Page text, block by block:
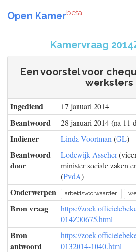
Open Kamerbeta
Kamervraag
Een voorstel voor
werksters
Ingediend 17 januari 2014
Beantwoord 28 januari 2014 (na 11
Indiener Linda Voortman (GL)
Beantwoord
door
Lodewijk Asscher
minister sociale zaken
(PvdA)
Onderwerpen arbeidsvoorwaarden
Bron vraag
https://
014Z00675.html
Bron
antwoord
https://
0132014-1040.html